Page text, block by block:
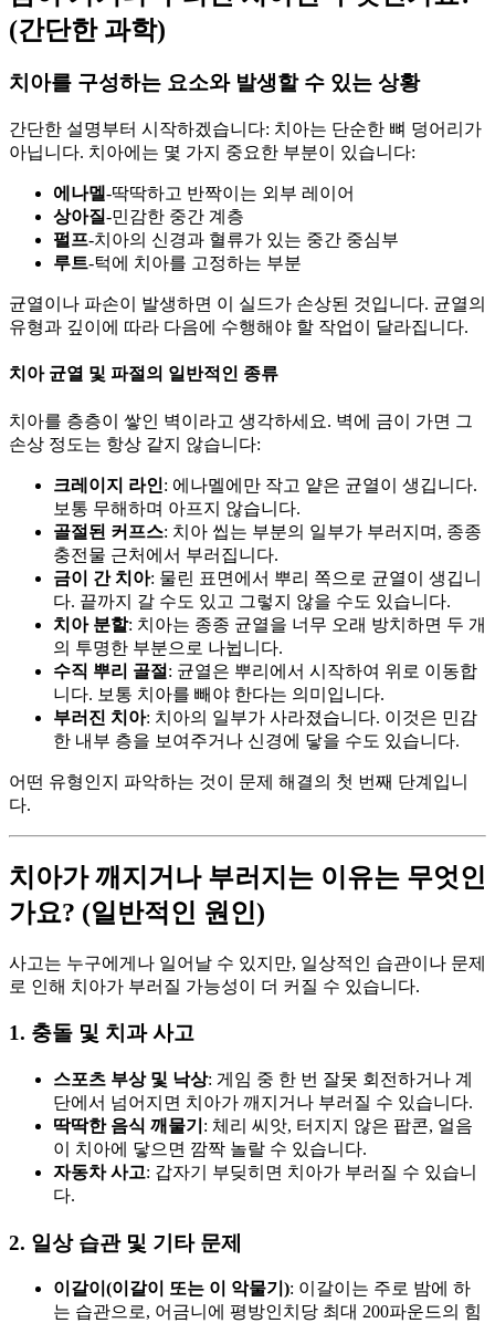
(간단한 과학)
치아를 구성하는 요소와 발생할 수 있는 상황
간단한 설명부터 시작하겠습니다: 치아는 단순한 뼈 덩어리가
아닙니다. 치아에는 몇 가지 중요한 부분이 있습니다:
에나멜-딱딱하고 반짝이는 외부 레이어
상아질-민감한 중간 계층
펄프-치아의 신경과 혈류가 있는 중간 중심부
루트-턱에 치아를 고정하는 부분
균열이나 파손이 발생하면 이 실드가 손상된 것입니다. 균열의
유형과 깊이에 따라 다음에 수행해야 할 작업이 달라집니다.
치아 균열 및 파절의 일반적인 종류
치아를 층층이 쌓인 벽이라고 생각하세요. 벽에 금이 가면 그
손상 정도는 항상 같지 않습니다:
크레이지 라인: 에나멜에만 작고 얕은 균열이 생깁니다.
보통 무해하며 아프지 않습니다.
골절된 커프스: 치아 씹는 부분의 일부가 부러지며, 종종
충전물 근처에서 부러집니다.
금이 간 치아: 물린 표면에서 뿌리 쪽으로 균열이 생깁니
다. 끝까지 갈 수도 있고 그렇지 않을 수도 있습니다.
치아 분할: 치아는 종종 균열을 너무 오래 방치하면 두 개
의 투명한 부분으로 나뉩니다.
수직 뿌리 골절 : 균열은 뿌리에서 시작하여 위로 이동합
니다. 보통 치아를 빼야 한다는 의미입니다.
부러진 치아: 치아의 일부가 사라졌습니다. 이것은 민감
한 내부 층을 보여주거나 신경에 닿을 수도 있습니다.
어떤 유형인지 파악하는 것이 문제 해결의 첫 번째 단계입니
다.
치아가 깨지거나 부러지는 이유는 무엇인
가요? (일반적인 원인)
사고는 누구에게나 일어날 수 있지만, 일상적인 습관이나 문제
로 인해 치아가 부러질 가능성이 더 커질 수 있습니다.
1. 충돌 및 치과 사고
스포츠 부상 및 낙상: 게임 중 한 번 잘못 회전하거나 계
단에서 넘어지면 치아가 깨지거나 부러질 수 있습니다.
딱딱한 음식 깨물기 : 체리 씨앗, 터지지 않은 팝콘, 얼음
이 치아에 닿으면 깜짝 놀랄 수 있습니다.
자동차 사고: 갑자기 부딪히면 치아가 부러질 수 있습니
다.
2. 일상 습관 및 기타 문제
이갈이(이갈이 또는 이 악물기): 이갈이는 주로 밤에 하
는 습관으로, 어금니에 평방인치당 최대 200파운드의 힘